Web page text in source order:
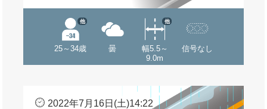
25～34歳
他
曇
幅5.5～
9.0m
他
信号なし
2022年7月16日(土)14:22